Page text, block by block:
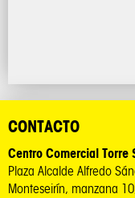
CONTACTO
Centro Comercial Torre
Plaza Alcalde Alfredo
Monteseirín, manzana